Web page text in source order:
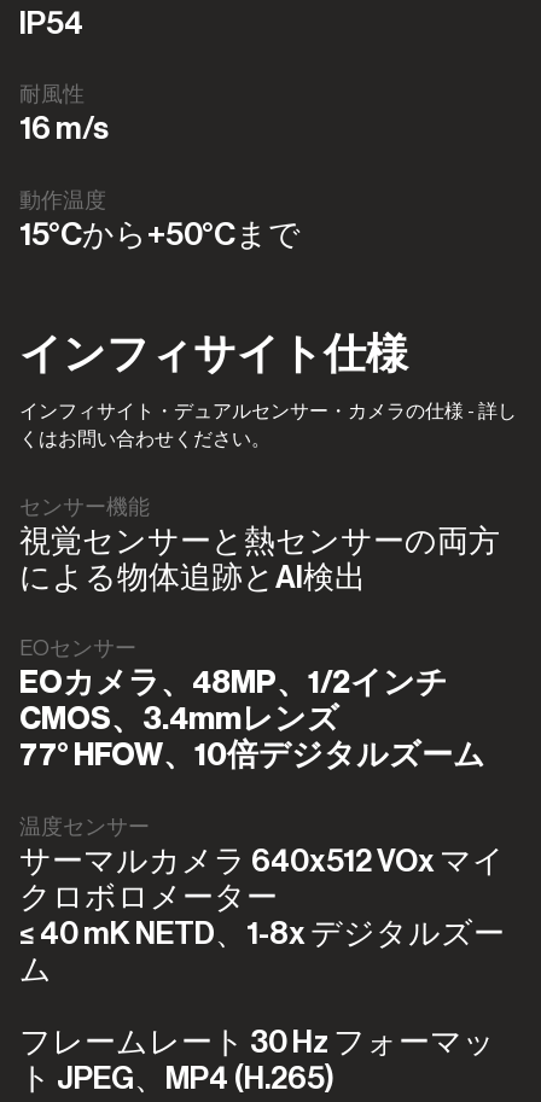
IP54
耐風性
16 m/s
動作温度
15°Cから+50°Cまで
インフィサイト仕様
インフィサイト・デュアルセンサー・カメラの仕様 - 詳し
くはお問い合わせください。
センサー機能
視覚センサーと熱センサーの両方
による物体追跡とAI検出
EOセンサー
EOカメラ、48MP、1/2インチ
CMOS、3.4mmレンズ
77° HFOW、10倍デジタルズーム
温度センサー
サーマルカメラ 640x512 VOx マイ
クロボロメーター
≤ 40 mK NETD、1-8x デジタルズー
ム
フレームレート 30 Hz フォーマッ
ト JPEG、MP4 (H.265)